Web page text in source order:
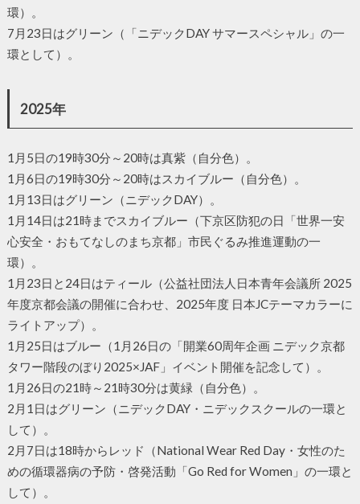
環）。
7月23日はグリーン（「ニデックDAY サマースペシャル」の一
環として）。
2025年
1月5日の19時30分～20時は真紫（自分色）。
1月6日の19時30分～20時はスカイブルー（自分色）。
1月13日はグリーン（ニデックDAY）。
1月14日は21時までスカイブルー（下京区防犯の日「世界一安
心安全・おもてなしのまち京都」市民ぐるみ推進運動の一
環）。
1月23日と24日はティール（公益社団法人日本青年会議所 2025
年度京都会議の開催に合わせ、2025年度 日本JCテーマカラーに
ライトアップ）。
1月25日はブルー（1月26日の「開業60周年企画 ニデック京都
タワー階段のぼり2025×JAF」イベント開催を記念して）。
1月26日の21時～21時30分は黄緑（自分色）。
2月1日はグリーン（ニデックDAY・ニデックスクールの一環と
して）。
2月7日は18時からレッド（National Wear Red Day・女性のた
めの循環器病の予防・啓発活動「Go Red for Women」の一環と
して）。